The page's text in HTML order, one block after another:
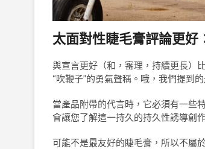
太面對性睫毛膏評論更好
與宣言更好（和，審理，持續更長）
“吹鞭子”的勇氣聲稱。哦，我們提到
當產品附帶的代言時，它必須有一些
會讓您了解這一持久的持久性誘導創
可能不是最友好的睫毛膏，所以不屬